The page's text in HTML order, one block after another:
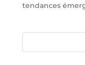
tendances